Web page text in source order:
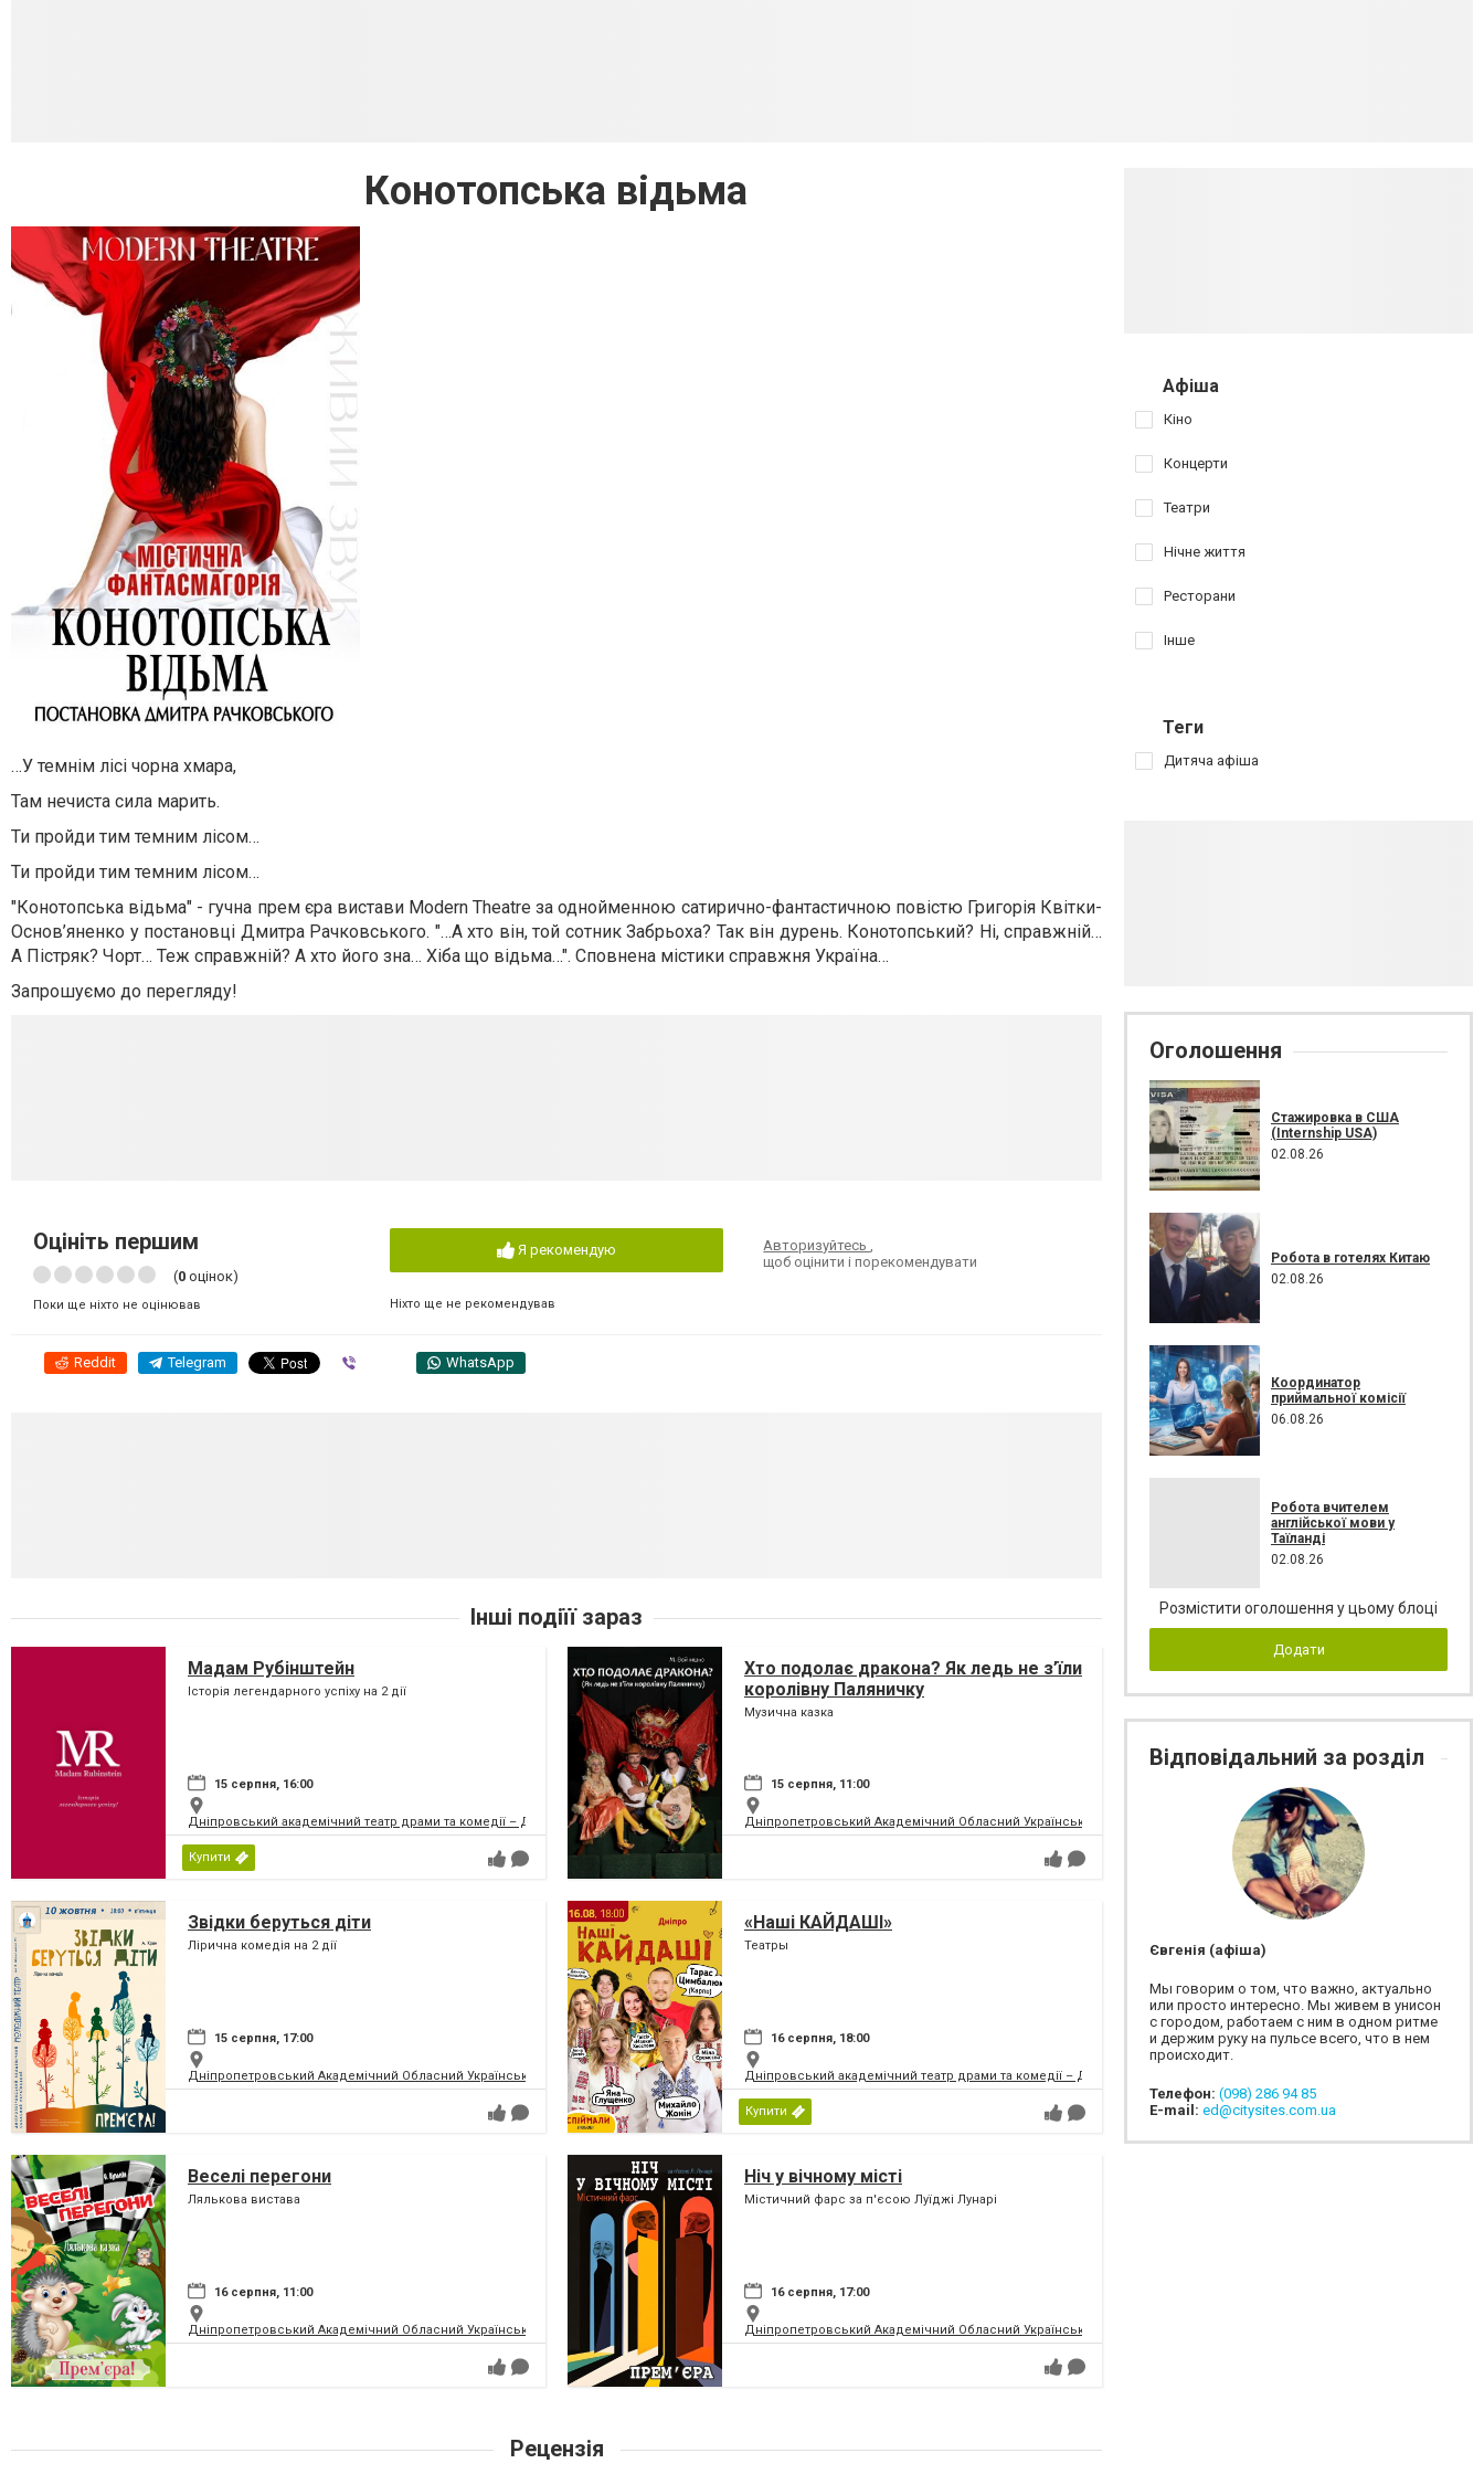
Конотопська відьма
…У темнім лісі чорна хмара,
Там нечиста сила марить.
Ти пройди тим темним лісом…
Ти пройди тим темним лісом…
"Конотопська відьма" - гучна прем єра вистави Modern Theatre за однойменною сатирично-фантастичною повістю Григорія Квітки-
Основ’яненко у постановці Дмитра Рачковського. "…А хто він, той сотник Забрьоха? Так він дурень. Конотопський? Ні, справжній…
А Пістряк? Чорт… Теж справжній? А хто його зна… Хіба що відьма…". Сповнена містики справжня Україна…
Запрошуємо до перегляду!
Оцініть першим
(0 оцінок)
Поки ще ніхто не оцінював
Я рекомендую
Ніхто ще не рекомендував
Авторизуйтесь
щоб оцінити і порекомендувати
Reddit Telegram WhatsApp
Інші подіїї зараз
Мадам Рубінштейн
Історія легендарного успіху на 2 дії
15 серпня, 16:00
Дніпровський академічний театр драми та комедії – ДРАМіКОМ
Купити
Хто подолає дракона? Як ледь не з’їли
королівну Паляничку
Музична казка
15 серпня, 11:00
Дніпропетровський Академічний Обласний Український Молодіжний Театр
Звідки беруться діти
Лірична комедія на 2 дії
15 серпня, 17:00
Дніпропетровський Академічний Обласний Український Молодіжний Театр
«Наші КАЙДАШІ»
Театры
16 серпня, 18:00
Дніпровський академічний театр драми та комедії – ДРАМіКОМ
Купити
Веселі перегони
Лялькова вистава
16 серпня, 11:00
Дніпропетровський Академічний Обласний Український Молодіжний Театр
Ніч у вічному місті
Містичний фарс за п'єсою Луїджі Лунарі
16 серпня, 17:00
Дніпропетровський Академічний Обласний Український Молодіжний Театр
Рецензія
Афіша
Кіно
Концерти
Театри
Нічне життя
Ресторани
Інше
Теги
Дитяча афіша
Оголошення
Стажировка в США
(Internship USA)
02.08.26
Робота в готелях Китаю
02.08.26
Координатор
приймальної комісії
06.08.26
Робота вчителем
англійської мови у
Таїланді
02.08.26
Розмістити оголошення у цьому блоці
Додати
Відповідальний за розділ
Євгенія (афіша)
Мы говорим о том, что важно, актуально
или просто интересно. Мы живем в унисон
с городом, работаем с ним в одном ритме
и держим руку на пульсе всего, что в нем
происходит.
Телефон: (098) 286 94 85
E-mail: ed@citysites.com.ua